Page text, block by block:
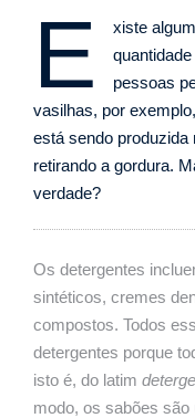
E
xiste
pessoas
vasilhas, por
está sendo produzida
retirando a gordura.
verdade?
Os detergentes
sintéticos, cremes
compostos. Todos
detergentes porque
isto é, do latim
modo, os sabões